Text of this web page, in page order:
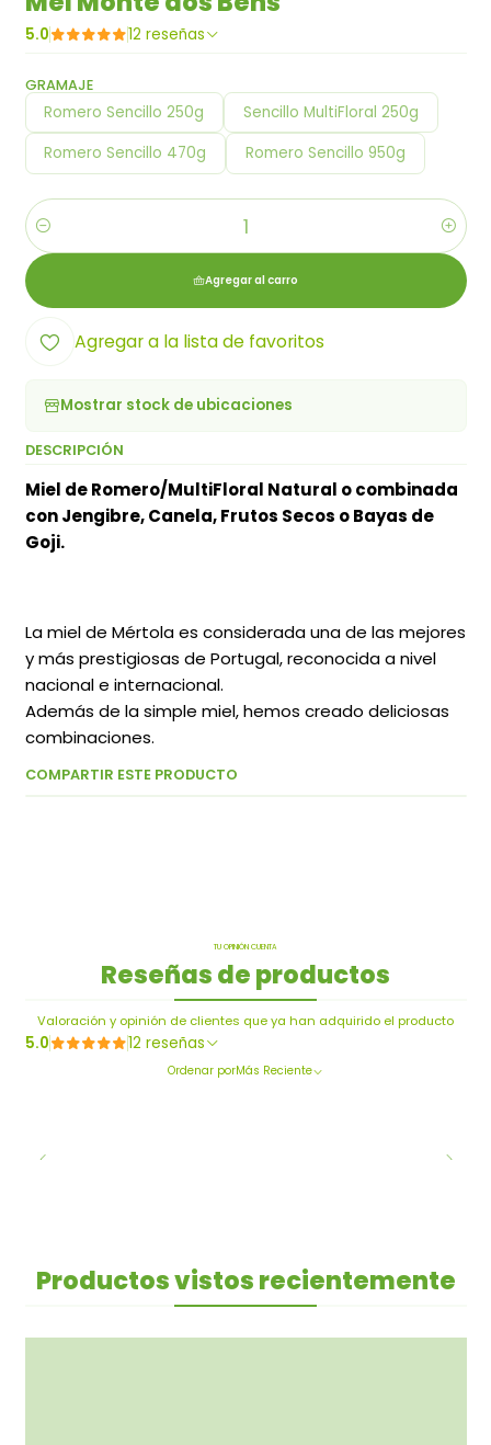
5.0 12 reseñas
GRAMAJE
Romero Sencillo 250g
Sencillo MultiFloral 250g
Romero Sencillo 470g
Romero Sencillo 950g
Cantidad
Agregar al carro
Agregar a la lista de favoritos
Mostrar stock de ubicaciones
DESCRIPCIÓN
Miel de Romero/MultiFloral Natural o combinada
con Jengibre, Canela, Frutos Secos o Bayas de
Goji.
La miel de Mértola es considerada una de las mejores
y más prestigiosas de Portugal, reconocida a nivel
nacional e internacional.
Además de la simple miel, hemos creado deliciosas
combinaciones.
COMPARTIR ESTE PRODUCTO
TU OPINIÓN CUENTA
Reseñas de productos
Valoración y opinión de clientes que ya han adquirido el producto
5.0 12 reseñas
Ordenar porMás Reciente
Productos vistos recientemente